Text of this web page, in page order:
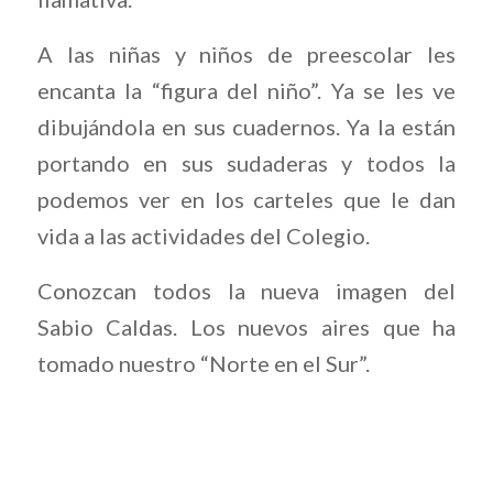
A las niñas y niños de preescolar les
encanta la “figura del niño”. Ya se les ve
dibujándola en sus cuadernos. Ya la están
portando en sus sudaderas y todos la
podemos ver en los carteles que le dan
vida a las actividades del Colegio.
Conozcan todos la nueva imagen del
Sabio Caldas. Los nuevos aires que ha
tomado nuestro “Norte en el Sur”.